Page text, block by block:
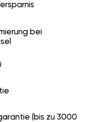
bei
(bis zu 3000